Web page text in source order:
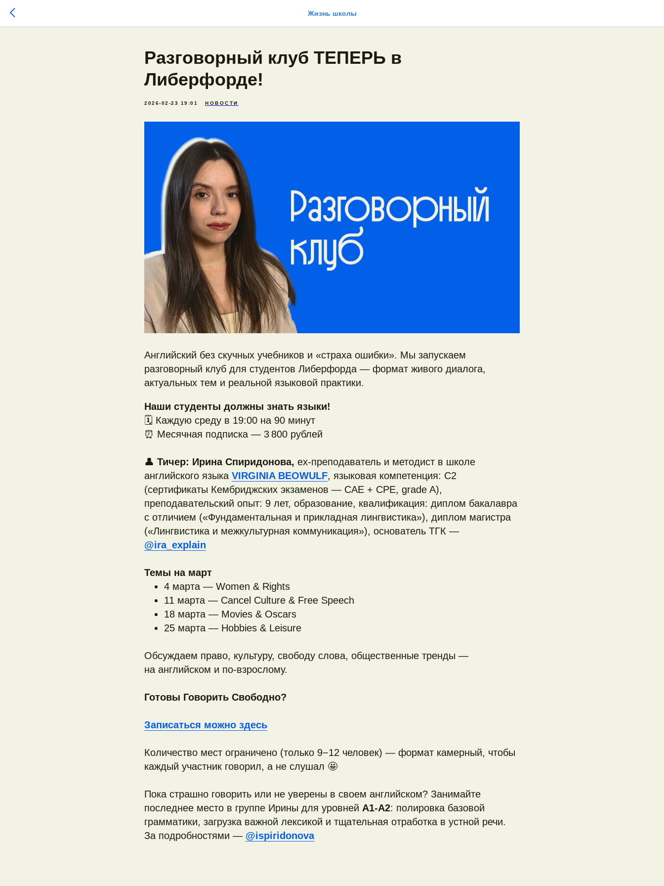
Жизнь школы
Разговорный клуб ТЕПЕРЬ в
Либерфорде!
2026-02-23 19:01 НОВОСТИ
Английский без скучных учебников и «страха ошибки». Мы запускаем
разговорный клуб для студентов Либерфорда — формат живого диалога,
актуальных тем и реальной языковой практики.
Наши студенты должны знать языки!
🗓 Каждую среду в 19:00 на 90 минут
⏰ Месячная подписка — 3 800 рублей
👤 Тичер: Ирина Спиридонова, ex-преподаватель и методист в школе
английского языка VIRGINIA BEOWULF, языковая компетенция: C2
(сертификаты Кембриджских экзаменов — САЕ + СРЕ, grade A),
преподавательский опыт: 9 лет, образование, квалификация: диплом бакалавра
с отличием («Фундаментальная и прикладная лингвистика»), диплом магистра
(«Лингвистика и межкультурная коммуникация»), основатель ТГК —
@ira_explain
Темы на март
4 марта — Women & Rights
11 марта — Cancel Culture & Free Speech
18 марта — Movies & Oscars
25 марта — Hobbies & Leisure
Обсуждаем право, культуру, свободу слова, общественные тренды —
на английском и по-взрослому.
Готовы Говорить Свободно?
Записаться можно здесь
Количество мест ограничено (только 9−12 человек) — формат камерный, чтобы
каждый участник говорил, а не слушал 🤩
Пока страшно говорить или не уверены в своем английском? Занимайте
последнее место в группе Ирины для уровней А1-А2: полировка базовой
грамматики, загрузка важной лексикой и тщательная отработка в устной речи.
За подробностями — @ispiridonova